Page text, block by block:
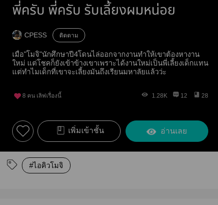
พี่ครับ พี่ครับ รับเลี้ยงผมหน่อย
CPESS ติดตาม
เมื่อ"โมจิ"นักศึกษาปี4โดนไล่ออกจากงานทำให้เขาต้องหางาน
ใหม่ แต่โชคก็ยังเข้าข้างเขาเพราะได้งานใหม่เป็นพี่เลี้ยงเด็กแทน
แต่ทำไมเด็กที่เขาจะเลี้ยงมันถึงเรียนมหาลัยแล้วว่ะ
8 คน เลิฟเรื่องนี้ 1.28K 12 28
เพิ่มเข้าชั้น อ่านเลย
#ไอคิวโมจิ